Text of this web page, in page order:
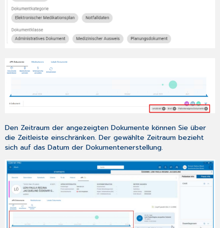
Den Zeitraum der angezeigten Dokumente können Sie über
die Zeitleiste einschränken. Der gewählte Zeitraum bezieht
sich auf das Datum der Dokumentenerstellung.